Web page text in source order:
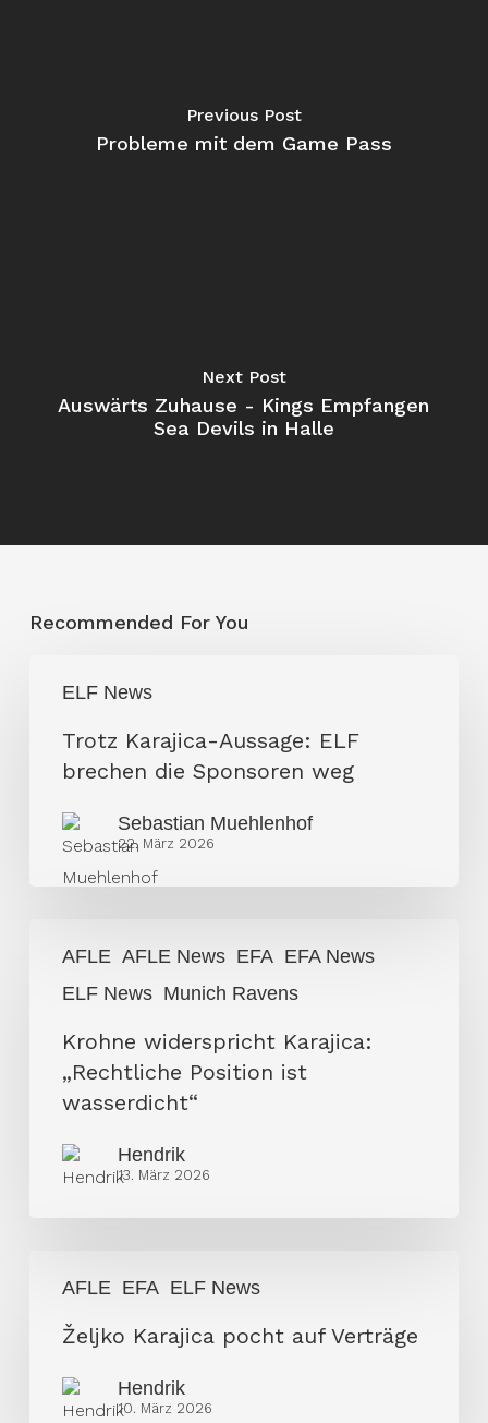
Previous Post
Probleme mit dem Game Pass
Next Post
Auswärts Zuhause - Kings Empfangen
Sea Devils in Halle
Recommended For You
ELF News
Karajica-
Aussage:
Trotz Karajica-Aussage: ELF
brechen die Sponsoren weg
Sebastian Muehlenhof
22. März 2026
AFLE AFLE News EFA EFA News
ELF News Munich Ravens
widerspricht
Karajica:
Krohne widerspricht Karajica:
„Rechtliche Position ist
wasserdicht“
Hendrik
13. März 2026
AFLE EFA ELF News
Karajica
pocht
Verträge
Željko Karajica pocht auf Verträge
Hendrik
10. März 2026